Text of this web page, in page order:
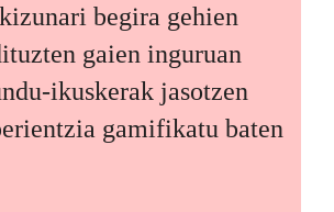
begira gehien
gaien inguruan
ikuskerak jasotzen
gamifikatu baten